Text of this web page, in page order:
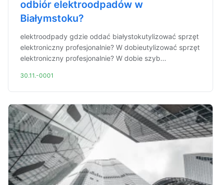
odbiór elektroodpadów w
Białymstoku?
elektroodpady gdzie oddać białystokutylizować sprzęt
elektroniczny profesjonalnie? W dobieutylizować sprzęt
elektroniczny profesjonalnie? W dobie szyb...
30.11.-0001